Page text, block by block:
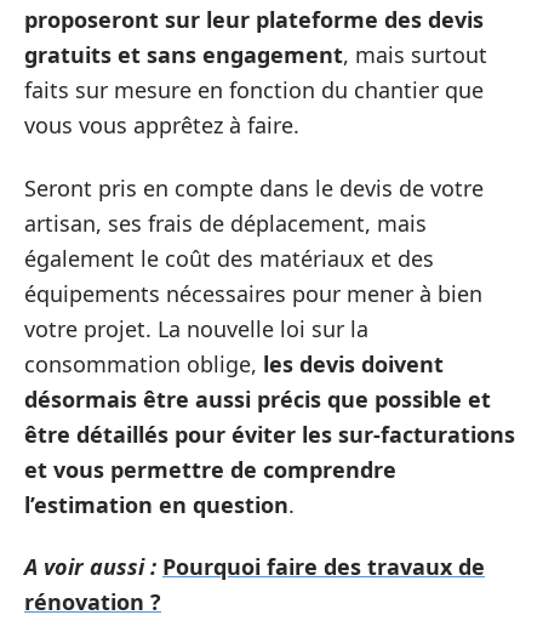
proposeront sur leur plateforme des devis
gratuits et sans engagement, mais surtout
faits sur mesure en fonction du chantier que
vous vous apprêtez à faire.
Seront pris en compte dans le devis de votre
artisan, ses frais de déplacement, mais
également le coût des matériaux et des
équipements nécessaires pour mener à bien
votre projet. La nouvelle loi sur la
consommation oblige, les devis doivent
désormais être aussi précis que possible et
être détaillés pour éviter les sur-facturations
et vous permettre de comprendre
l’estimation en question.
A voir aussi : Pourquoi faire des travaux de
rénovation ?